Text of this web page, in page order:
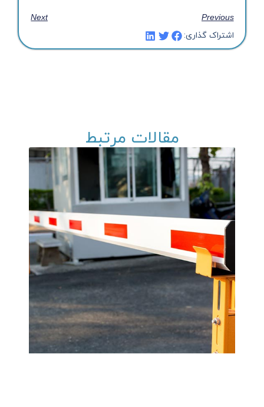
Previous
Next
اشتراک گذاری:
مقالات مرتبط